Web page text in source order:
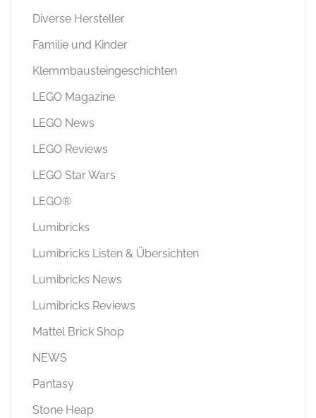
Diverse Hersteller
Familie und Kinder
Klemmbausteingeschichten
LEGO Magazine
LEGO News
LEGO Reviews
LEGO Star Wars
LEGO®
Lumibricks
Lumibricks Listen & Übersichten
Lumibricks News
Lumibricks Reviews
Mattel Brick Shop
NEWS
Pantasy
Stone Heap